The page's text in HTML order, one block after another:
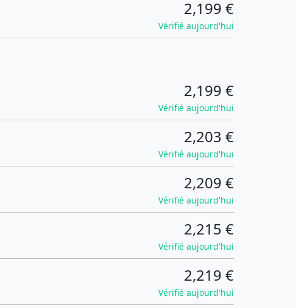
2,199 €
Vérifié aujourd'hui
2,199 €
Vérifié aujourd'hui
2,203 €
Vérifié aujourd'hui
2,209 €
Vérifié aujourd'hui
2,215 €
Vérifié aujourd'hui
2,219 €
Vérifié aujourd'hui